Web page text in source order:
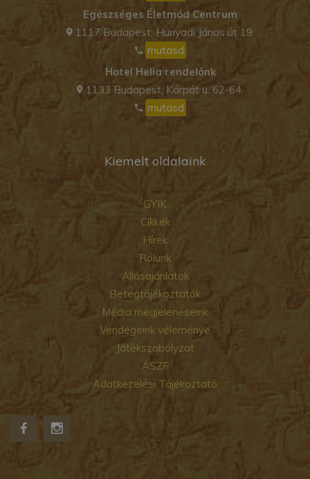
Egészséges Életmód Centrum
1117 Budapest, Hunyadi János út 19.
mutasd
Hotel Helia rendelőnk
1133 Budapest, Kárpát u. 62-64.
mutasd
Kiemelt oldalaink
GYIK
Cikkek
Hírek
Rólunk
Állásajánlatok
Betegtájékoztatók
Média megjelenéseink
Vendégeink véleménye
Játékszabályzat
ÁSZF
Adatkezelési Tájékoztató